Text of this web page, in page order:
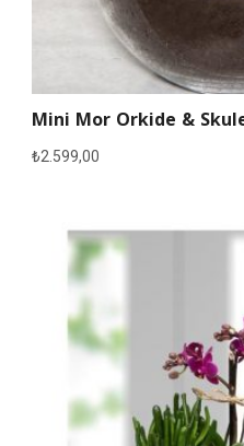
Mini Mor Orkide &
₺2.599,00